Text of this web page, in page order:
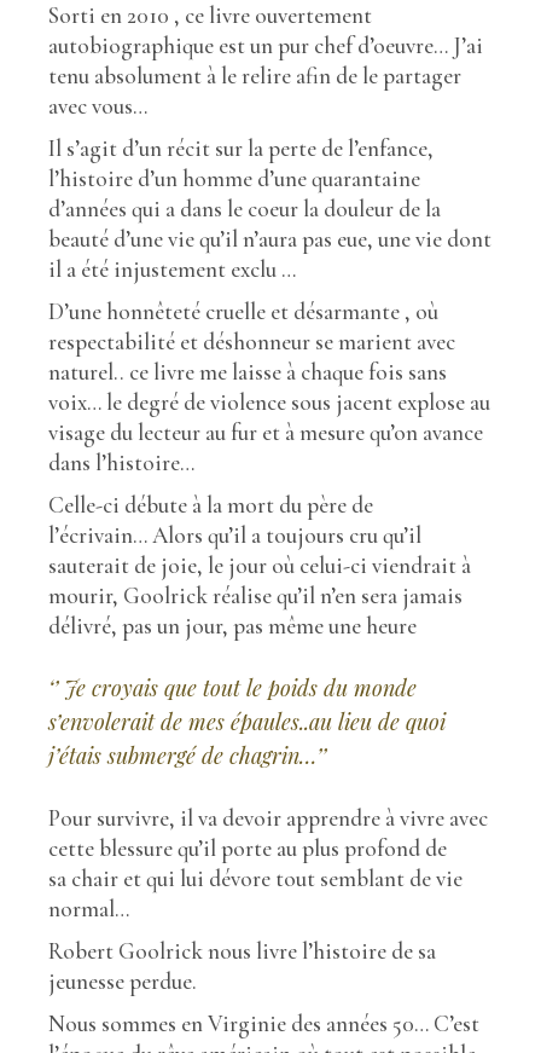
Sorti en 2010 , ce livre ouvertement
autobiographique est un pur chef d’oeuvre… J’ai
tenu absolument à le relire afin de le partager
avec vous…
Il s’agit d’un récit sur la perte de l’enfance,
l’histoire d’un homme d’une quarantaine
d’années qui a dans le coeur la douleur de la
beauté d’une vie qu’il n’aura pas eue, une vie dont
il a été injustement exclu …
D’une honnêteté cruelle et désarmante , où
respectabilité et déshonneur se marient avec
naturel.. ce livre me laisse à chaque fois sans
voix… le degré de violence sous jacent explose au
visage du lecteur au fur et à mesure qu’on avance
dans l’histoire…
Celle-ci débute à la mort du père de
l’écrivain… Alors qu’il a toujours cru qu’il
sauterait de joie, le jour où celui-ci viendrait à
mourir, Goolrick réalise qu’il n’en sera jamais
délivré, pas un jour, pas même une heure
‘’ Je croyais que tout le poids du monde
s’envolerait de mes épaules..au lieu de quoi
j’étais submergé de chagrin…’’
Pour survivre, il va devoir apprendre à vivre avec
cette blessure qu’il porte au plus profond de
sa chair et qui lui dévore tout semblant de vie
normal…
Robert Goolrick nous livre l’histoire de sa
jeunesse perdue.
Nous sommes en Virginie des années 50… C’est